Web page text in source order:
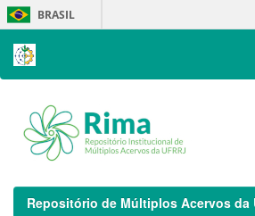
Skip
navigation
BRASIL
Repositório de Múltiplos Acervos da